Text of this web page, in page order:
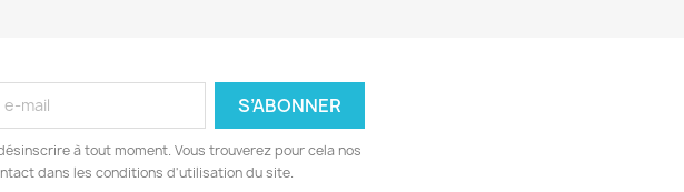
à tout moment. Vous trouverez pour cela nos
dans les conditions d'utilisation du site.